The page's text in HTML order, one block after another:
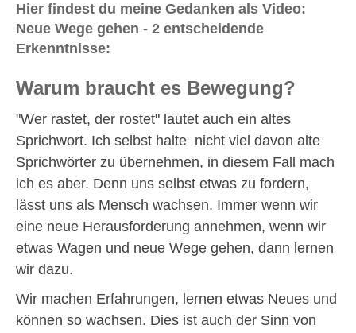
Hier findest du meine Gedanken als Video:
Neue Wege gehen - 2 entscheidende
Erkenntnisse:
Warum braucht es Bewegung?
"Wer rastet, der rostet" lautet auch ein altes
Sprichwort. Ich selbst halte nicht viel davon alte
Sprichwörter zu übernehmen, in diesem Fall mach
ich es aber. Denn uns selbst etwas zu fordern,
lässt uns als Mensch wachsen. Immer wenn wir
eine neue Herausforderung annehmen, wenn wir
etwas Wagen und neue Wege gehen, dann lernen
wir dazu.
Wir machen Erfahrungen, lernen etwas Neues und
können so wachsen. Dies ist auch der Sinn von